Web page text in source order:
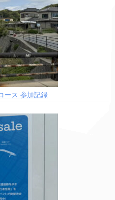
ース 参加記録